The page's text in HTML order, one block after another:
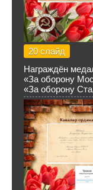
20 слайд
Награждён
«За оборону
«За оборону